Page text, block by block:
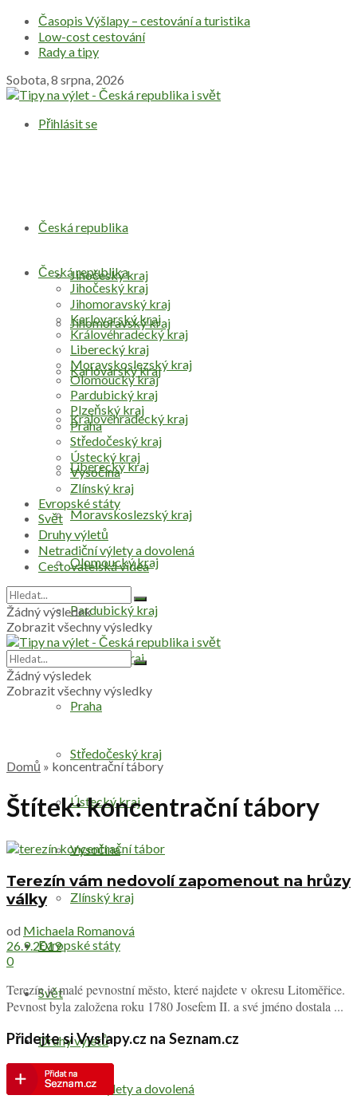
Časopis Výšlapy – cestování a turistika
Low-cost cestování
Rady a tipy
Sobota, 8 srpna, 2026
Přihlásit se
Česká republika
Jihočeský kraj
Jihomoravský kraj
Karlovarský kraj
Královéhradecký kraj
Liberecký kraj
Moravskoslezský kraj
Olomoucký kraj
Pardubický kraj
Plzeňský kraj
Praha
Středočeský kraj
Ústecký kraj
Vysočina
Zlínský kraj
Evropské státy
Svět
Druhy výletů
Netradiční výlety a dovolená
Česká republika
Jihočeský kraj
Jihomoravský kraj
Karlovarský kraj
Královéhradecký kraj
Liberecký kraj
Moravskoslezský kraj
Olomoucký kraj
Pardubický kraj
Plzeňský kraj
Praha
Středočeský kraj
Ústecký kraj
Vysočina
Zlínský kraj
Evropské státy
Svět
Druhy výletů
Netradiční výlety a dovolená
Cestovatelská videa
Žádný výsledek
Zobrazit všechny výsledky
Žádný výsledek
Zobrazit všechny výsledky
Domů » koncentrační tábory
Štítek:koncentrační tábory
Terezín vám nedovolí zapomenout na hrůzy
války
od Michaela Romanová
26.9.2019
0
Terezín je malé pevnostní město, které najdete v okresu Litoměřice.
Pevnost byla založena roku 1780 Josefem II. a své jméno dostala ...
Přidejte si Vyslapy.cz na Seznam.cz